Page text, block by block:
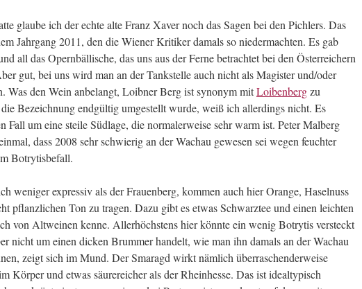
glaube ich der echte alte Franz Xaver noch das Sagen bei den Pichlers. Das
Jahrgang 2011, den die Wiener Kritiker damals so niedermachten. Es gab
all das Opernbällische, das uns aus der Ferne betrachtet bei den Österreichern
gut, bei uns wird man an der Tankstelle auch nicht als Magister und/oder
Was den Wein anbelangt, Loibner Berg ist synonym mitLoibenbergzu
Bezeichnung endgültig umgestellt wurde, weiß ich allerdings nicht. Es
Fall um eine steile Südlage, die normalerweise sehr warm ist. Peter Malberg
dass 2008 sehr schwierig an der Wachau gewesen sei wegen feuchter
Botrytisbefall.
weniger expressiv als der Frauenberg, kommen auch hier Orange, Haselnuss
pflanzlichen Ton zu tragen. Dazu gibt es etwas Schwarztee und einen leichten
von Altweinen kenne. Allerhöchstens hier könnte ein wenig Botrytis versteckt
nicht um einen dicken Brummer handelt, wie man ihn damals an der Wachau
zeigt sich im Mund. Der Smaragd wirkt nämlich überraschenderweise
Körper und etwas säurereicher als der Rheinhesse. Das ist idealtypisch